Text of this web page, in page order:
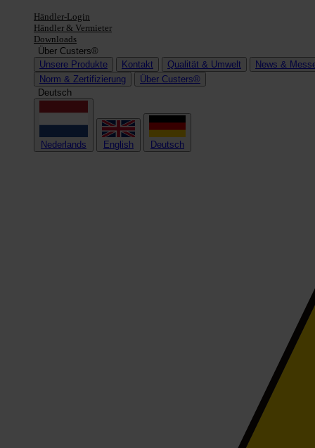
Händler-Login
Händler & Vermieter
Downloads
Über Custers®
Unsere Produkte
Kontakt Qualität & Umwelt
News &
Norm & Zertifizierung
Über Custers®
Deutsch
Nederlands English Deutsch